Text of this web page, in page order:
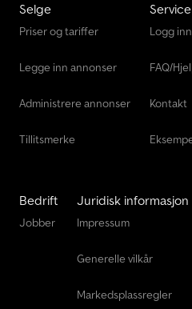
Selge
Priser og tariffer
Legge inn annonser
Administrere annonser
Tillitsmerke
Logg inn
FAQ/
Kontakt
Bedrift
Jobber
Juridisk informasjon
Impressum
Generelle vilkår
Markedsplassregler